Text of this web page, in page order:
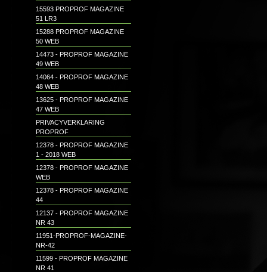
15593 PROPROF MAGAZINE
51 LR3
15288 PROPROF MAGAZINE
50 WEB
14473 - PROPROF MAGAZINE
49 WEB
14064 - PROPROF MAGAZINE
48 WEB
13625 - PROPROF MAGAZINE
47 WEB
PRIVACYVERKLARING
PROPROF
12378 - PROPROF MAGAZINE
1 - 2018 WEB
12378 - PROPROF MAGAZINE
WEB
12378 - PROPROF MAGAZINE
44
12137 - PROPROF MAGAZINE
NR 43
11951-PROPROF-MAGAZINE-
NR-42
11599 - PROPROF MAGAZINE
NR 41